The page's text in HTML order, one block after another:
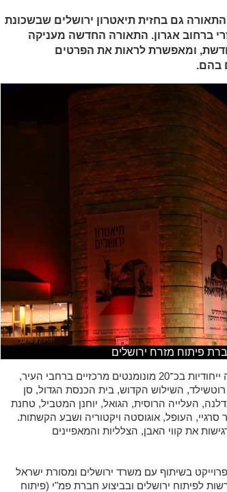
גם בחזית תיאטרון ירושלים שבשכונת
ברחוב אגרון. התאורה החדשה מעניקה
ומאפשרת לראות את הפרטים
בהם.
פיתוח מזרח ירושלים
עד היום, בוצעו עבודות תאורה ייחודיות בכ־20 מונומנטים מרכזיים ברחבי העיר,
השילוש הקדוש, בית הכנסת הגדול, סן
העלייה הרוסית, הגואל, יוחנן המטביל, טחנת
העופל, אוגוסטה ויקטוריה ושבע הקשתות.
את קווי האבן, הצלליות והמאפיינים
בשיתוף עם משרד ירושלים ומסורת ישראל
לפיתוח ירושלים ובביצוע חברת פמ"י (פיתוח